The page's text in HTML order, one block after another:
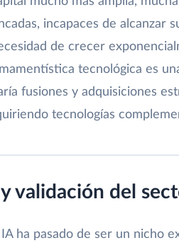
incapaces de alcanzar
de crecer
tecnológica es
fusiones y adquisiciones
tecnologías
validación del
ha pasado de ser un nicho